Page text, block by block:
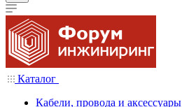
Каталог
Кабели, провода и аксессуары